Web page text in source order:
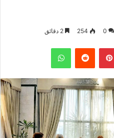
0
254
بينتيريست واتساب